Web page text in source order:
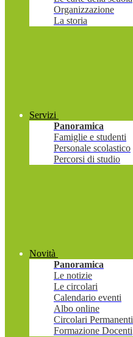
Organizzazione
La storia
Servizi
Panoramica
Famiglie e studenti
Personale scolastico
Percorsi di studio
Novità
Panoramica
Le notizie
Le circolari
Calendario eventi
Albo online
Circolari Permanenti
Formazione Docenti